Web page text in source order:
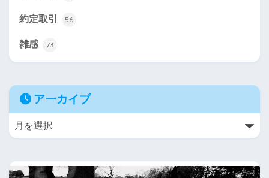
約定取引 56
雑感 73
アーカイブ